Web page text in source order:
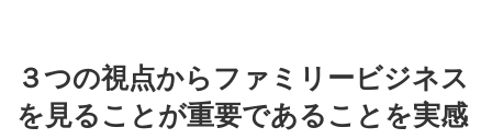
３つの視点からファミリービジネス
を見ることが重要であることを実感